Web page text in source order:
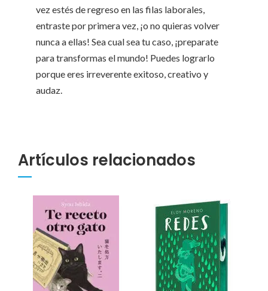
vez estés de regreso en las filas laborales,
entraste por primera vez, ¡o no quieras volver
nunca a ellas! Sea cual sea tu caso, ¡preparate
para transformas el mundo! Puedes lograrlo
porque eres irreverente exitoso, creativo y
audaz.
Artículos relacionados